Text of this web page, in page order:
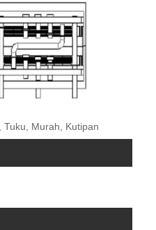
Tuku, Murah, Kutipan